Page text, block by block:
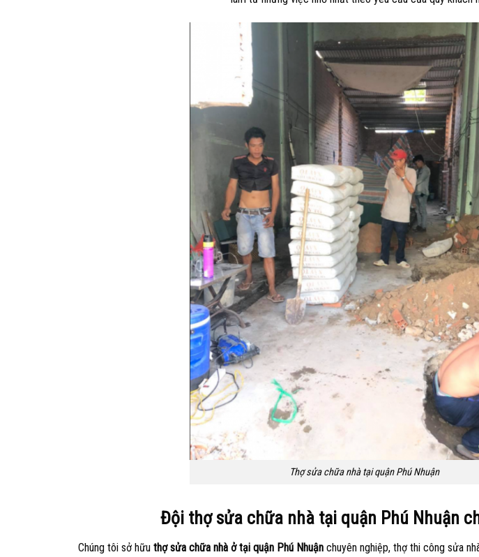
Thợ sửa chữa nhà tại quận Phú Nhuận
Đội thợ sửa chữa nhà tại quận Phú Nhuận
Chúng tôi sở hữu thợ sửa chữa nhà ở tại quận Phú Nhuậnchuyên nghiệp, thợ thi công sửa